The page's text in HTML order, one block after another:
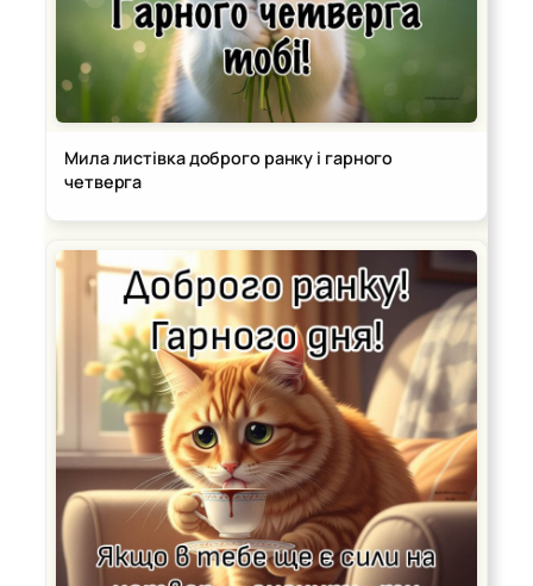
Мила листівка доброго ранку і гарного
четверга